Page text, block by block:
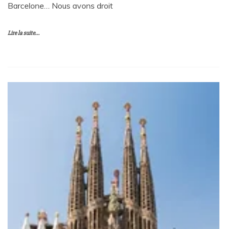
Barcelone… Nous avons droit
Lire la suite...